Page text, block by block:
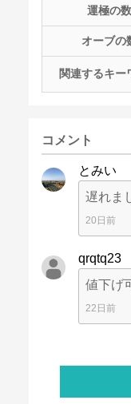
運極の数
オーブの
関連するキー
コメント
とみい
遅れま
20日前
qrqtq23
値下げ
22日前